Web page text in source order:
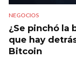
NEGOCIOS
¿Se pinchó la
que hay
Bitcoin